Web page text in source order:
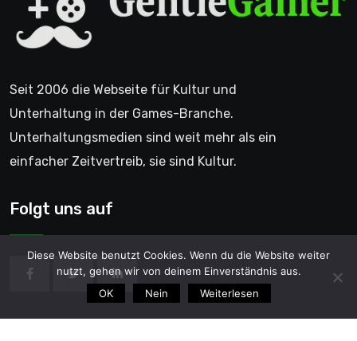
Seit 2006 die Webseite für Kultur und
Unterhaltung in der Games-Branche.
Unterhaltungsmedien sind weit mehr als ein
einfacher Zeitvertreib, sie sind Kultur.
Folgt uns auf
Diese Website benutzt Cookies. Wenn du die Website weiter
nutzt, gehen wir von deinem Einverständnis aus.
OK
Nein Weiterlesen